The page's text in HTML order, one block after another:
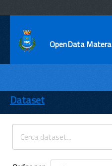
OpenData Matera
ENTI
TEMI
INFORMAZIONI
Dataset